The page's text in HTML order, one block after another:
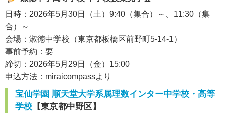
日時：2026年5月30日（土）9:40（集合）～、11:30（集
合）～
会場：淑徳中学校（東京都板橋区前野町5-14-1）
事前予約：要
締切：2026年5月29日（金）15:00
申込方法：miraicompassより
宝仙学園 順天堂大学系属理数インター中学校・高等
学校 【東京都中野区】